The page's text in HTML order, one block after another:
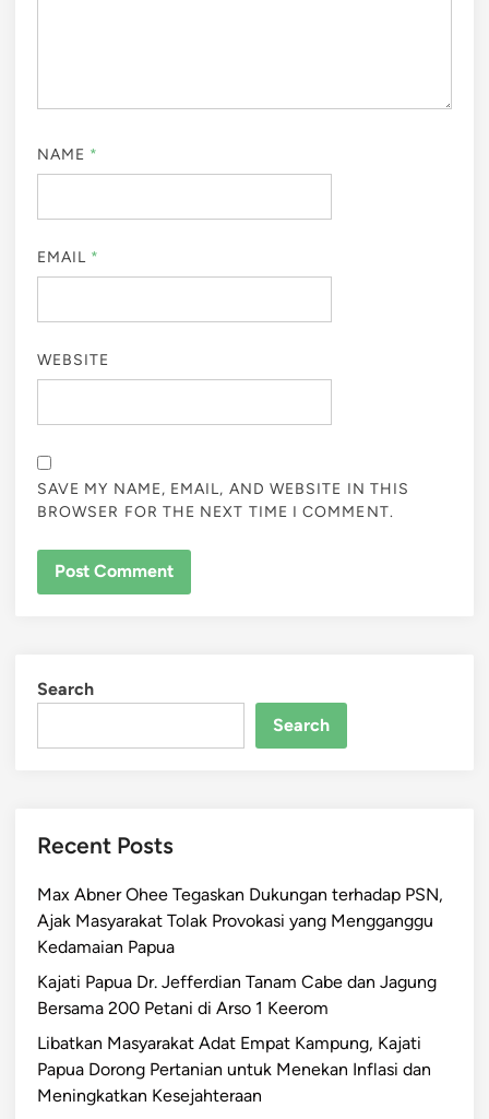
NAME *
EMAIL *
WEBSITE
SAVE MY NAME, EMAIL, AND WEBSITE IN THIS
BROWSER FOR THE NEXT TIME I COMMENT.
Search
Search
Recent Posts
Max Abner Ohee Tegaskan Dukungan terhadap PSN,
Ajak Masyarakat Tolak Provokasi yang Mengganggu
Kedamaian Papua
Kajati Papua Dr. Jefferdian Tanam Cabe dan Jagung
Bersama 200 Petani di Arso 1 Keerom
Libatkan Masyarakat Adat Empat Kampung, Kajati
Papua Dorong Pertanian untuk Menekan Inflasi dan
Meningkatkan Kesejahteraan